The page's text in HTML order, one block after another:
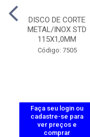
DISCO DE CORTE
METAL/INOX STD
115X1,0MM
Código: 7505
Faça seu login ou
cadastre-se para
ver preços e
comprar